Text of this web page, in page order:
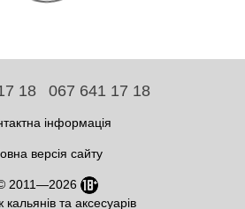
18 067 641 17 18
інформація
версія сайту
2011—2026
та аксесуарів